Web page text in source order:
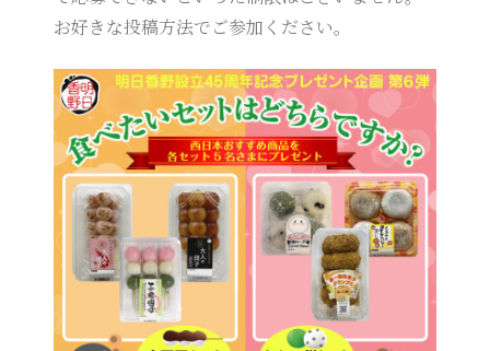
お好きな投稿方法でご参加ください。